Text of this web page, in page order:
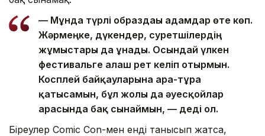
— Мұнда түрлі образдағы адамдар өте көп.
Жәрмеңке, дүкендер, суретшілердің
жұмыстары да ұнады. Осындай үлкен
фестивальге алғаш рет келіп отырмын.
Косплей байқауларына ара-тұра
қатысамын, бұл жолы да әуесқойлар
арасында бақ сынаймын, — деді ол.
Біреулер Comic Con-мен енді танысып жатса,